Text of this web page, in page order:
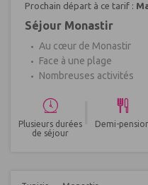
Prochain départ à ce tarif :
Séjour Monastir
Au cœur de Monastir
Face à une plage
Nombreuses activités
Plusieurs durées
de séjour
Demi-